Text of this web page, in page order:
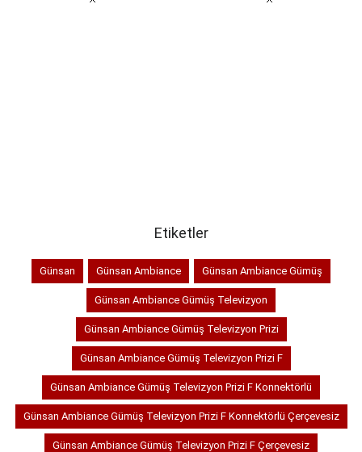
Etiketler
Günsan Günsan Ambiance Günsan Ambiance Gümüş
Günsan Ambiance Gümüş Televizyon
Günsan Ambiance Gümüş Televizyon Prizi
Günsan Ambiance Gümüş Televizyon Prizi F
Günsan Ambiance Gümüş Televizyon Prizi F Konnektörlü
Günsan Ambiance Gümüş Televizyon Prizi F Konnektörlü Çerçevesiz
Günsan Ambiance Gümüş Televizyon Prizi F Çerçevesiz